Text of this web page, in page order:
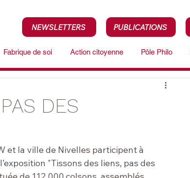
NEWSLETTERS PUBLICATIONS
Fabrique de soi Action citoyenne Pôle Philo
DES
et la ville de Nivelles participent à
"Tissons des liens, pas des